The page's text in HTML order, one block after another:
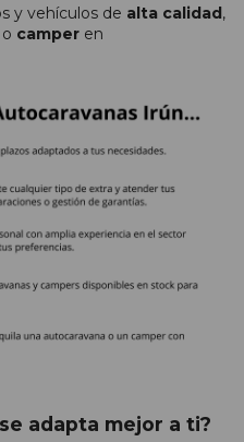
y vehículos de alta calidad,
o camper en
adapta mejor a ti?